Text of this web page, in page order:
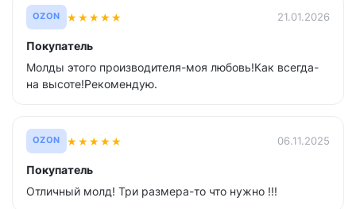
OZON ★★★★★ 21.01.2026
Покупатель
Молды этого производителя-моя любовь!Как всегда-
на высоте!Рекомендую.
OZON ★★★★★ 06.11.2025
Покупатель
Отличный молд! Три размера-то что нужно !!!